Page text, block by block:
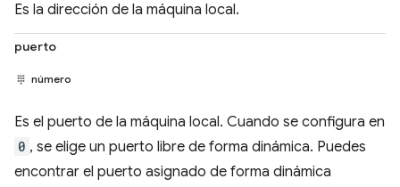
Es la dirección de la máquina local.
puerto
número
Es el puerto de la máquina local. Cuando se configura en
0 , se elige un puerto libre de forma dinámica. Puedes
encontrar el puerto asignado de forma dinámica